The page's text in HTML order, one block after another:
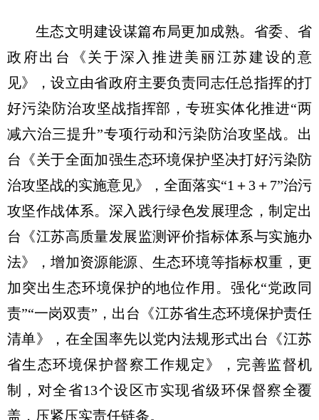
生态文明建设谋篇布局更加成熟。省委、省
政府出台《关于深入推进美丽江苏建设的意
见》，设立由省政府主要负责同志任总指挥的打
好污染防治攻坚战指挥部，专班实体化推进“两
减六治三提升”专项行动和污染防治攻坚战。出
台《关于全面加强生态环境保护坚决打好污染防
治攻坚战的实施意见》，全面落实“1＋3＋7”治污
攻坚作战体系。深入践行绿色发展理念，制定出
台《江苏高质量发展监测评价指标体系与实施办
法》，增加资源能源、生态环境等指标权重，更
加突出生态环境保护的地位作用。强化“党政同
责”“一岗双责”，出台《江苏省生态环境保护责任
清单》，在全国率先以党内法规形式出台《江苏
省生态环境保护督察工作规定》，完善监督机
制，对全省13个设区市实现省级环保督察全覆
盖，压紧压实责任链条。